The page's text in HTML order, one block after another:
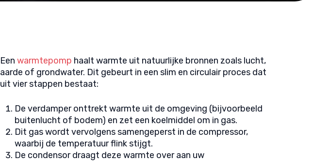
Een warmtepomp haalt warmte uit natuurlijke bronnen zoals lucht,
aarde of grondwater. Dit gebeurt in een slim en circulair proces dat
uit vier stappen bestaat:
De verdamper onttrekt warmte uit de omgeving (bijvoorbeeld
buitenlucht of bodem) en zet een koelmiddel om in gas.
Dit gas wordt vervolgens samengeperst in de compressor,
waarbij de temperatuur flink stijgt.
De condensor draagt deze warmte over aan uw